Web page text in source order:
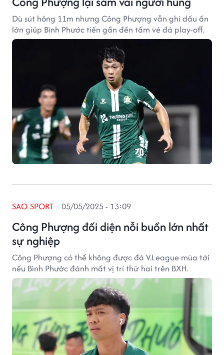
Dù sút hỏng 11m nhưng Công Phượng vẫn ghi dấu ấn
lớn giúp Bình Phước tiến gần đến tấm vé đá play-off.
Công Phượng đối diện nỗi buồn lớn nhất
sự nghiệp
SAO SPORT 05/05/2025 - 13:09
Công Phượng có thể không được đá V.League mùa tới
nếu Bình Phước đánh mất vị trí thứ hai trên BXH.